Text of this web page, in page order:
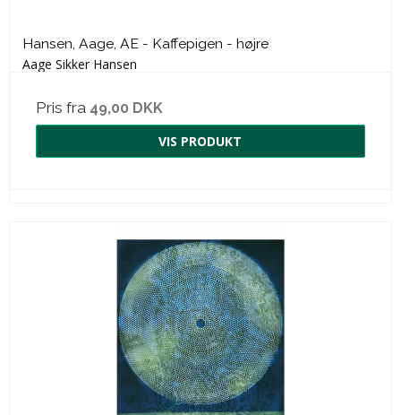
Hansen, Aage, AE - Kaffepigen - højre
Aage Sikker Hansen
Pris fra 49,00 DKK
VIS PRODUKT